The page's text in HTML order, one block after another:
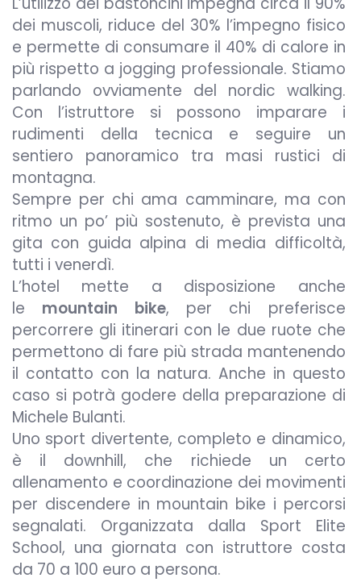
dei muscoli, riduce del 30% l’impegno fisico
e permette di consumare il 40% di calore in
più rispetto a jogging professionale. Stiamo
parlando ovviamente del nordic walking.
Con l’istruttore si possono imparare i
rudimenti della tecnica e seguire un
sentiero panoramico tra masi rustici di
montagna.
Sempre per chi ama camminare, ma con
ritmo un po’ più sostenuto, è prevista una
gita con guida alpina di media difficoltà,
tutti i venerdì.
L’hotel mette a disposizione anche
le mountain bike, per chi preferisce
percorrere gli itinerari con le due ruote che
permettono di fare più strada mantenendo
il contatto con la natura. Anche in questo
caso si potrà godere della preparazione di
Michele Bulanti.
Uno sport divertente, completo e dinamico,
è il downhill, che richiede un certo
allenamento e coordinazione dei movimenti
per discendere in mountain bike i percorsi
segnalati. Organizzata dalla Sport Elite
School, una giornata con istruttore costa
da 70 a 100 euro a persona.